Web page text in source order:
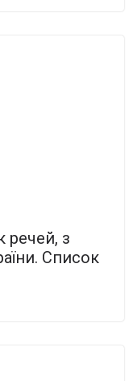
речей, з
Cписок